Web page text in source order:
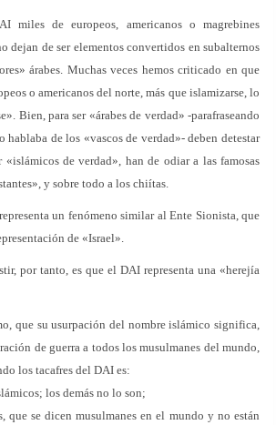
miles de europeos, americanos o magrebines
dejan de ser elementos convertidos en subalternos
árabes. Muchas veces hemos criticado en que
o americanos del norte, más que islamizarse, lo
Bien, para ser «árabes de verdad» -parafraseando
de los «vascos de verdad»- deben detestar
de verdad», han de odiar a las famosas
y sobre todo a los chiítas.
un fenómeno similar al Ente Sionista, que
de «Israel».
por tanto, es que el DAI representa una «herejía
que su usurpación del nombre islámico significa,
de guerra a todos los musulmanes del mundo,
los tacafres del DAI es:
los demás no lo son;
que se dicen musulmanes en el mundo y no están